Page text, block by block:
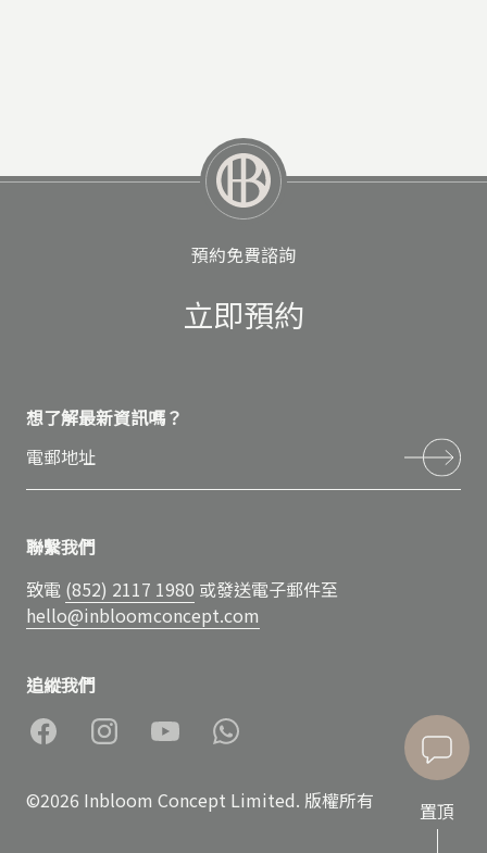
預約免費諮詢
立即預約
想了解最新資訊嗎？
聯繫我們
致電 (852) 2117 1980 或發送電子郵件至
hello@inbloomconcept.com
追縱我們
©2026 Inbloom Concept Limited. 版權所有 置頂